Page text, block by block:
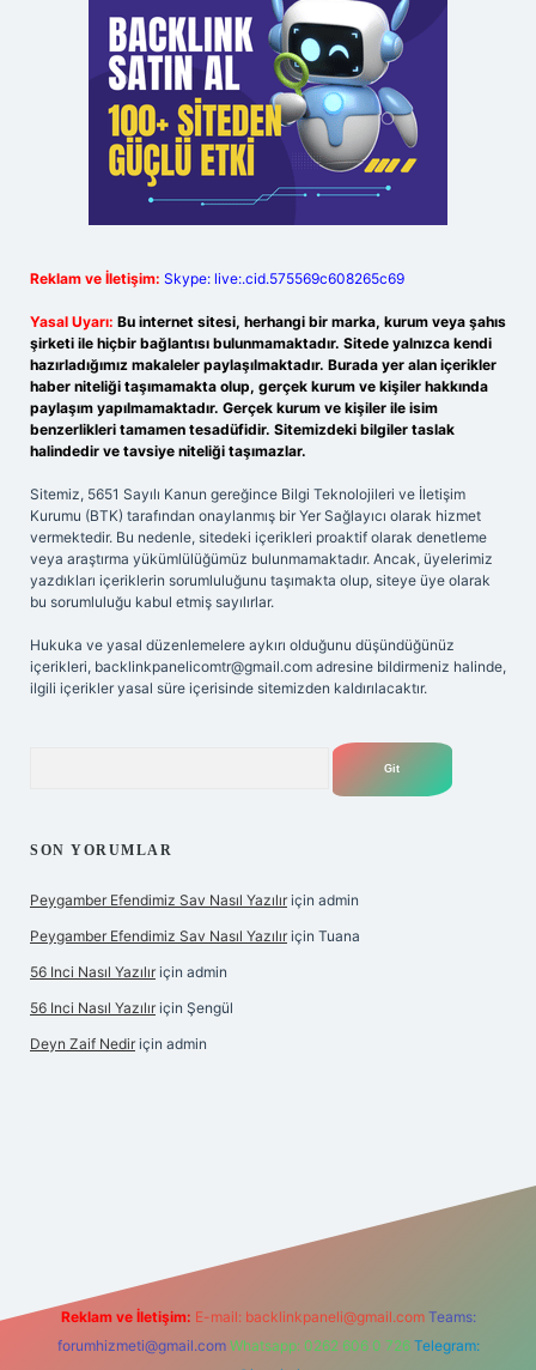
Reklam ve İletişim: Skype: live:.cid.575569c608265c69
Yasal Uyarı: Bu internet sitesi, herhangi bir marka, kurum veya şahıs
şirketi ile hiçbir bağlantısı bulunmamaktadır. Sitede yalnızca kendi
hazırladığımız makaleler paylaşılmaktadır. Burada yer alan içerikler
haber niteliği taşımamakta olup, gerçek kurum ve kişiler hakkında
paylaşım yapılmamaktadır. Gerçek kurum ve kişiler ile isim
benzerlikleri tamamen tesadüfidir. Sitemizdeki bilgiler taslak
halindedir ve tavsiye niteliği taşımazlar.
Sitemiz, 5651 Sayılı Kanun gereğince Bilgi Teknolojileri ve İletişim
Kurumu (BTK) tarafından onaylanmış bir Yer Sağlayıcı olarak hizmet
vermektedir. Bu nedenle, sitedeki içerikleri proaktif olarak denetleme
veya araştırma yükümlülüğümüz bulunmamaktadır. Ancak, üyelerimiz
yazdıkları içeriklerin sorumluluğunu taşımakta olup, siteye üye olarak
bu sorumluluğu kabul etmiş sayılırlar.
Hukuka ve yasal düzenlemelere aykırı olduğunu düşündüğünüz
içerikleri, backlinkpanelicomtr@gmail.com adresine bildirmeniz halinde,
ilgili içerikler yasal süre içerisinde sitemizden kaldırılacaktır.
SON YORUMLAR
Peygamber Efendimiz Sav Nasıl Yazılır için admin
Peygamber Efendimiz Sav Nasıl Yazılır için Tuana
56 Inci Nasıl Yazılır için admin
56 Inci Nasıl Yazılır için Şengül
Deyn Zaif Nedir için admin
Reklam ve İletişim: E-mail: backlinkpaneli@gmail.com Teams:
forumhizmeti@gmail.com Whatsapp: 0262 606 0 726 Telegram: